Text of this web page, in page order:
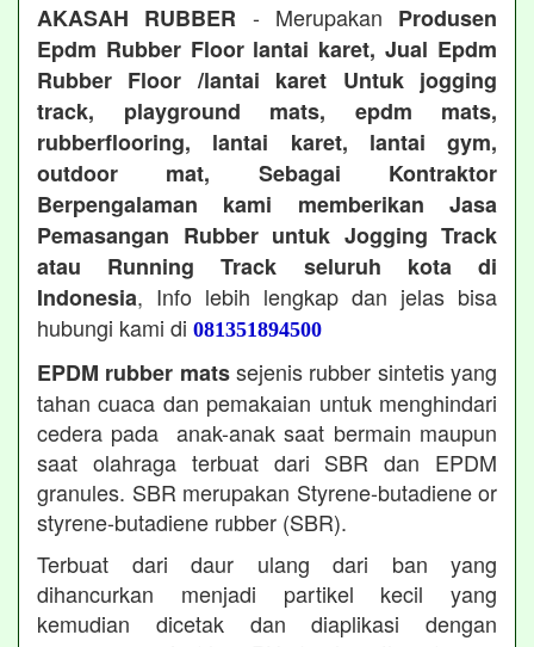
AKASAH RUBBER - Merupakan Produsen
Epdm Rubber Floor lantai karet, Jual Epdm
Rubber Floor /lantai karet Untuk jogging
track, playground mats, epdm mats,
rubberflooring, lantai karet, lantai gym,
outdoor mat, Sebagai Kontraktor
Berpengalaman kami memberikan Jasa
Pemasangan Rubber untuk Jogging Track
atau Running Track seluruh kota di
Indonesia, Info lebih lengkap dan jelas bisa
hubungi kami di 081351894500
EPDM rubber matssejenis rubber sintetis yang
tahan cuaca dan pemakaian untuk menghindari
cedera pada anak-anak saat bermain maupun
saat olahraga terbuat dari SBR dan EPDM
granules. SBR merupakan Styrene-butadiene or
styrene-butadiene rubber (SBR).
Terbuat dari daur ulang dari ban yang
dihancurkan menjadi partikel kecil yang
kemudian dicetak dan diaplikasi dengan